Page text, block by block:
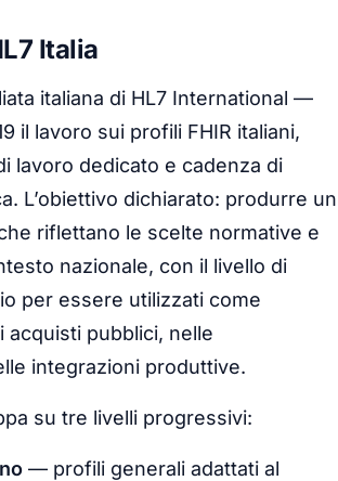
Italia
italiana di HL7 International —
il lavoro sui profili FHIR italiani,
lavoro dedicato e cadenza di
L’obiettivo dichiarato: produrre un
riflettano le scelte normative e
nazionale, con il livello di
per essere utilizzati come
acquisti pubblici, nelle
integrazioni produttive.
su tre livelli progressivi:
— profili generali adattati al